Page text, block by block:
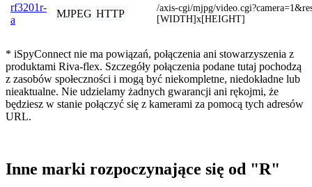
rf3201r-
a
MJPEG HTTP
/axis-cgi/mjpg/
[WIDTH]x[HEIGHT]
* iSpyConnect nie ma powiązań, połączenia ani stowarzyszenia z
produktami Riva-flex. Szczegóły połączenia podane tutaj pochodzą
z zasobów społeczności i mogą być niekompletne, niedokładne lub
nieaktualne. Nie udzielamy żadnych gwarancji ani rękojmi, że
będziesz w stanie połączyć się z kamerami za pomocą tych adresów
URL.
Inne marki rozpoczynające się od "R"